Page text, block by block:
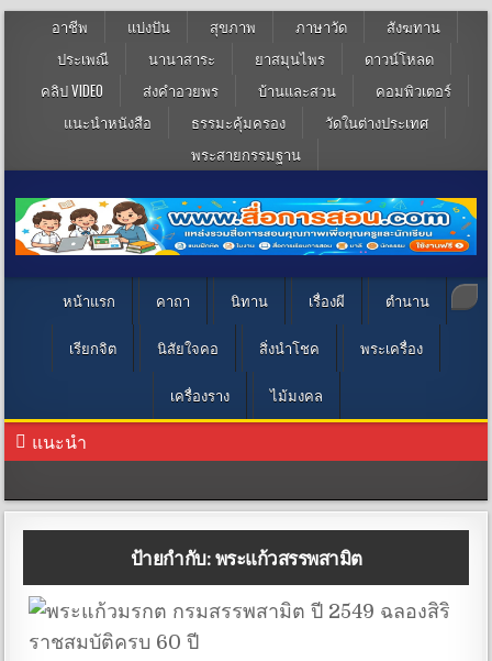
อาชีพ แบ่งปัน สุขภาพ ภาษาวัด
สังฆทาน
ประเพณี
นานาสาระ ยาสมุนไพร
ดาวน์โหลด
คลิป VIDEO
ส่งคำอวยพร บ้านและสวน
คอมพิวเตอร์
แนะนำหนังสือ
ธรรมะคุ้มครอง
วัดในต่างประเทศ
พระสายกรรมฐาน
หน้าแรก คาถา นิทาน เรื่องผี ตำนาน
เรียกจิต นิสัยใจคอ สิ่งนำโชค พระเครื่อง
เครื่องราง ไม้มงคล
แนะนำ
ป้ายกำกับ:พระแก้วสรรพสามิต